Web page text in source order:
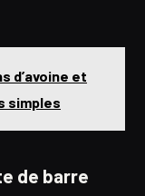
d’avoine et
simples
de barre